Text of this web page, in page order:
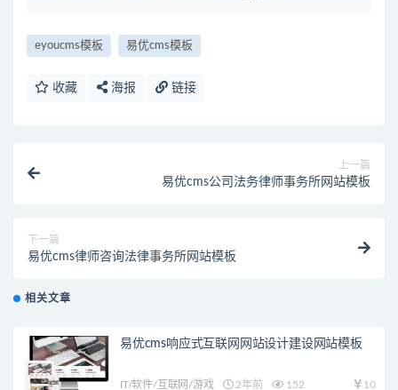
eyoucms模板 易优cms模板
收藏 海报 链接
上一篇
易优cms公司法务律师事务所网站模板
下一篇
易优cms律师咨询法律事务所网站模板
相关文章
易优cms响应式互联网网站设计建设网站模板
IT/软件/互联网/游戏 2年前 152 10